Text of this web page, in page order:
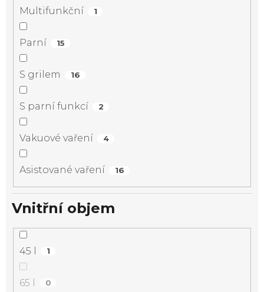
Multifunkční 1
Parní 15
S grilem 16
S parní funkcí 2
Vakuové vaření 4
Asistované vaření 16
Vnitřní objem
45 l 1
65 l 0